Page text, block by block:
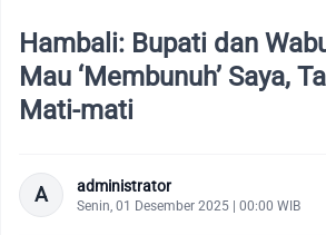
Hambali: Bupati dan
Mau ‘Membunuh’ Saya,
Mati-mati
A administrator
Senin, 01 Desember 2025 | 00:00 WIB